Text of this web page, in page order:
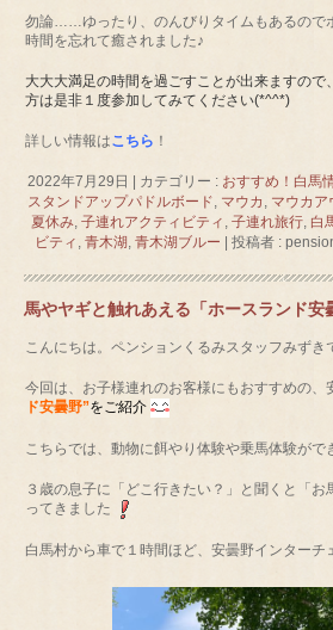
勿論……ゆったり、のんびりタイムもあるので
時間を忘れて癒されました♪
大大大満足の時間を過ごすことが出来ますので
方は是非１度参加してみてください(*^^*)
詳しい情報はこちら ！
2022年7月29日 カテゴリー : おすすめ！白馬
スタンドアップパドルボード, マウカ , マウカア
夏休み, 子連れアクティビティ , 子連れ旅行, 白
ビティ , 青木湖, 青木湖ブルー 投稿者 :
馬やヤギと触れあえる「ホースランド安
こんにちは。ペンションくるみスタッフみずき
今回は、お子様連れのお客様にもおすすめの、
ド安曇野”をご紹介
こちらでは、動物に餌やり体験や乗馬体験がで
３歳の息子に「どこ行きたい？」と聞くと「お
ってきました
白馬村から車で１時間ほど、安曇野インターチ